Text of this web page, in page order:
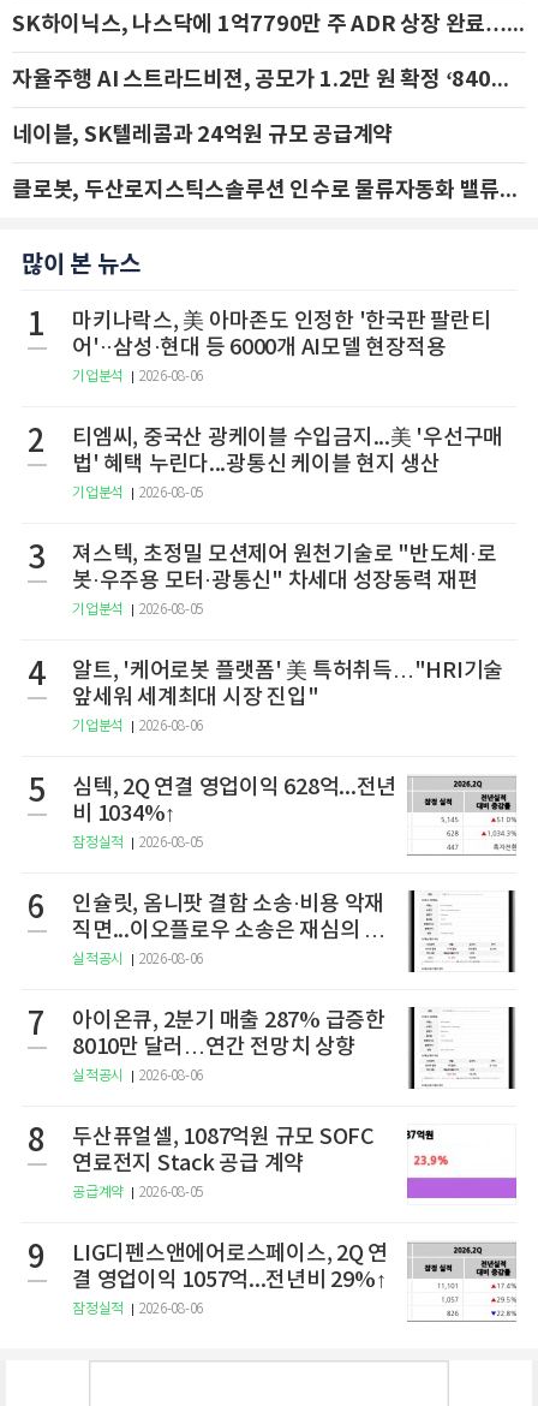
SK하이닉스, 나스닥에 1억7790만 주 ADR 상장 완료…29일 국내 추가 상장
자율주행 AI 스트라드비젼, 공모가 1.2만 원 확정 ‘840억 수혈’
네이블, SK텔레콤과 24억원 규모 공급계약
클로봇, 두산로지스틱스솔루션 인수로 물류자동화 밸류체인 확장 추진 - IBK투자증권
많이 본 뉴스
1
마키나락스, 美 아마존도 인정한 '한국판 팔란티
어'··삼성·현대 등 6000개 AI모델 현장적용
기업분석 2026-08-06
2
티엠씨, 중국산 광케이블 수입금지...美 '우선구매
법' 혜택 누린다...광통신 케이블 현지 생산
기업분석 2026-08-05
3
져스텍, 초정밀 모션제어 원천기술로 "반도체·로
봇·우주용 모터·광통신" 차세대 성장동력 재편
기업분석 2026-08-05
4
알트, '케어로봇 플랫폼' 美 특허취득…"HRI기술
앞세워 세계최대 시장 진입"
기업분석 2026-08-06
5
심텍, 2Q 연결 영업이익 628억...전년
비 1034%↑
잠정실적 2026-08-05
6
인슐릿, 옴니팟 결함 소송·비용 악재
직면...이오플로우 소송은 재심의 청
구
실적공시 2026-08-06
7
아이온큐, 2분기 매출 287% 급증한
8010만 달러…연간 전망치 상향
실적공시 2026-08-06
8
두산퓨얼셀, 1087억원 규모 SOFC
연료전지 Stack 공급 계약
공급계약 2026-08-05
9
LIG디펜스앤에어로스페이스, 2Q 연
결 영업이익 1057억...전년비 29%↑
잠정실적 2026-08-06